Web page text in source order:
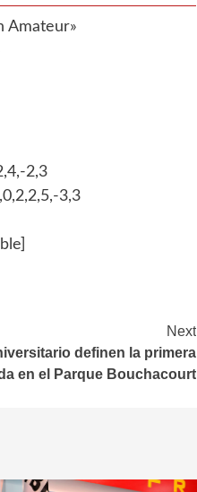
Amateur»
2,3
3,3
Next
definen la primera
en el Parque Bouchacourt